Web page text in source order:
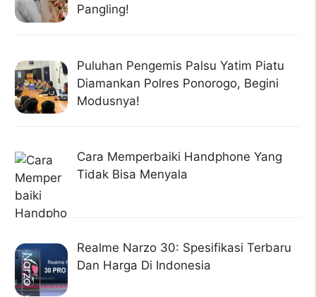
Pangling!
Puluhan Pengemis Palsu Yatim Piatu
Diamankan Polres Ponorogo, Begini
Modusnya!
Cara Memperbaiki Handphone Yang
Tidak Bisa Menyala
Realme Narzo 30: Spesifikasi Terbaru
Dan Harga Di Indonesia